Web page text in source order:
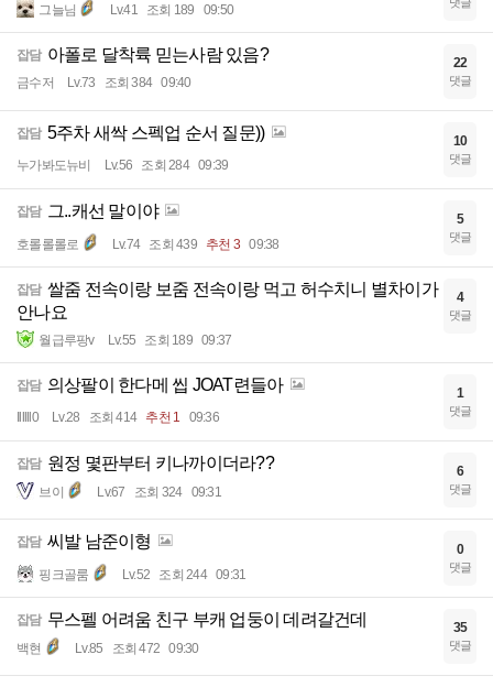
그늘님 Lv.41 조회 189 09:50
잡담 아폴로 달착륙 믿는사람 있음?
금수저 Lv.73 조회 384 09:40
22
댓글
잡담 5주차 새싹 스펙업 순서 질문))
누가봐도뉴비 Lv.56 조회 284 09:39
10
댓글
잡담 그..캐선 말이야
호롤롤롤로 Lv.74 조회 439 추천 3 09:38
5
댓글
잡담 쌀줌 전속이랑 보줌 전속이랑 먹고 허수치니 별차이가
안나요
월급루팡v Lv.55 조회 189 09:37
4
댓글
잡담 의상팔이 한다메 씹 JOAT련들아
Illlll0 Lv.28 조회 414 추천 1 09:36
1
댓글
잡담 원정 몇판부터 키나까이더라??
브이 Lv.67 조회 324 09:31
6
댓글
잡담 씨발 남준이형
핑크골룸 Lv.52 조회 244 09:31
0
댓글
잡담 무스펠 어려움 친구 부캐 업둥이 데려갈건데
백현 Lv.85 조회 472 09:30
35
댓글